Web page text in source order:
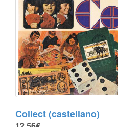
Collect (castellano)